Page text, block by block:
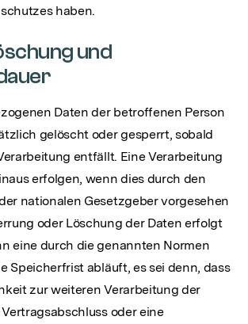
haben.
und
Daten der betroffenen Person
gelöscht oder gesperrt, sobald
entfällt. Eine Verarbeitung
erfolgen, wenn dies durch den
nationalen Gesetzgeber vorgesehen
oder Löschung der Daten erfolgt
eine durch die genannten Normen
Speicherfrist abläuft, es sei denn, dass
zur weiteren Verarbeitung der
oder eine